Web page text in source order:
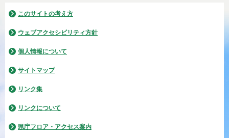
このサイトの考え方
ウェブアクセシビリティ方針
個人情報について
サイトマップ
リンク集
リンクについて
県庁フロア・アクセス案内